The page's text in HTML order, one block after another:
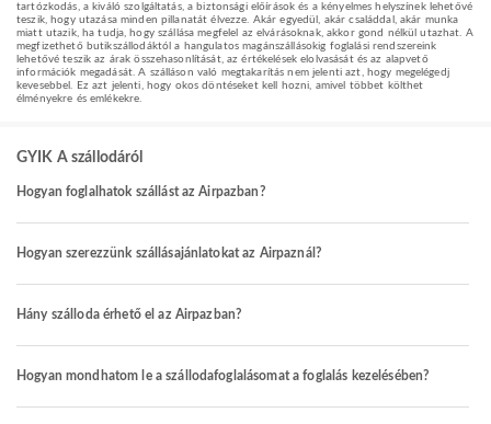
tartózkodás, a kiváló szolgáltatás, a biztonsági előírások és a kényelmes helyszínek lehetővé
teszik, hogy utazása minden pillanatát élvezze. Akár egyedül, akár családdal, akár munka
miatt utazik, ha tudja, hogy szállása megfelel az elvárásoknak, akkor gond nélkül utazhat. A
megfizethető butikszállodáktól a hangulatos magánszállásokig foglalási rendszereink
lehetővé teszik az árak összehasonlítását, az értékelések elolvasását és az alapvető
információk megadását. A szálláson való megtakarítás nem jelenti azt, hogy megelégedj
kevesebbel. Ez azt jelenti, hogy okos döntéseket kell hozni, amivel többet költhet
élményekre és emlékekre.
GYIK A szállodáról
Hogyan foglalhatok szállást az Airpazban?
Hogyan szerezzünk szállásajánlatokat az Airpaznál?
Hány szálloda érhető el az Airpazban?
Hogyan mondhatom le a szállodafoglalásomat a foglalás kezelésében?